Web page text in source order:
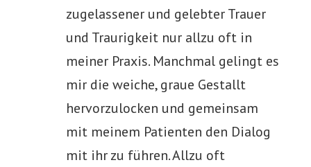
zugelassener und gelebter Trauer
und Traurigkeit nur allzu oft in
meiner Praxis. Manchmal gelingt es
mir die weiche, graue Gestallt
hervorzulocken und gemeinsam
mit meinem Patienten den Dialog
mit ihr zu führen. Allzu oft